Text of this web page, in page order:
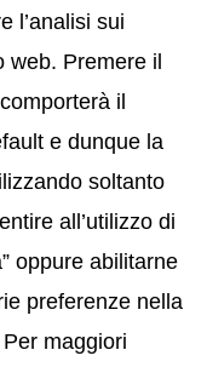
l’analisi sui
web. Premere il
il
e dunque la
soltanto
all’utilizzo di
oppure abilitarne
preferenze nella
maggiori